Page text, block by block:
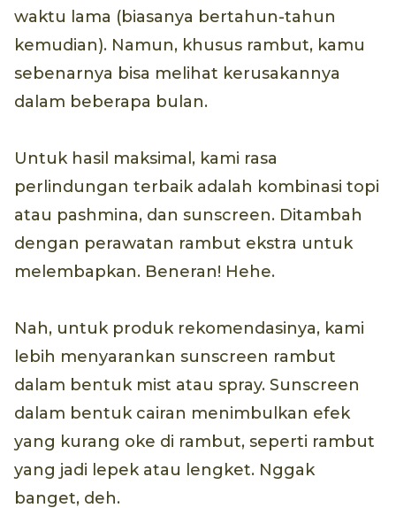
waktu lama (biasanya bertahun-tahun
kemudian). Namun, khusus rambut, kamu
sebenarnya bisa melihat kerusakannya
dalam beberapa bulan.
Untuk hasil maksimal, kami rasa
perlindungan terbaik adalah kombinasi topi
atau pashmina, dan sunscreen. Ditambah
dengan perawatan rambut ekstra untuk
melembapkan. Beneran! Hehe.
Nah, untuk produk rekomendasinya, kami
lebih menyarankan sunscreen rambut
dalam bentuk mist atau spray. Sunscreen
dalam bentuk cairan menimbulkan efek
yang kurang oke di rambut, seperti rambut
yang jadi lepek atau lengket. Nggak
banget, deh.